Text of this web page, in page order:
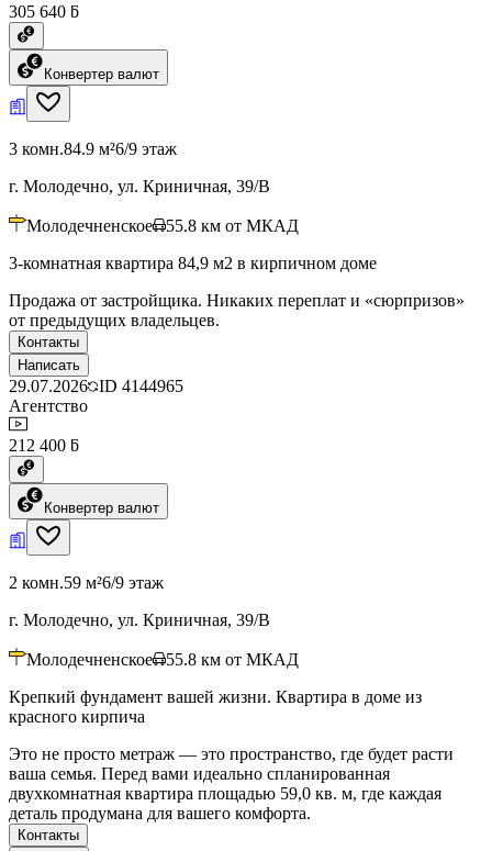
305 640 ƃ
Конвертер валют
3 комн.84.9 м²6/9 этаж
г. Молодечно, ул. Криничная, 39/В
Молодечненское 55.8 км от МКАД
3-комнатная квартира 84,9 м2 в кирпичном доме
Продажа от застройщика. Никаких переплат и «сюрпризов»
от предыдущих владельцев.
Контакты
Написать
29.07.2026 ID 4144965
Агентство
212 400 ƃ
Конвертер валют
2 комн.59 м²6/9 этаж
г. Молодечно, ул. Криничная, 39/В
Молодечненское 55.8 км от МКАД
Крепкий фундамент вашей жизни. Квартира в доме из
красного кирпича
Это не просто метраж — это пространство, где будет расти
ваша семья. Перед вами идеально спланированная
двухкомнатная квартира площадью 59,0 кв. м, где каждая
деталь продумана для вашего комфорта.
Контакты